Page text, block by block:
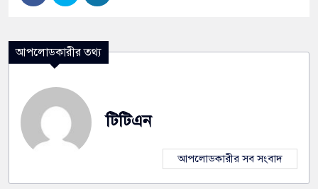
আপলোডকারীর তথ্য
টিটিএন
আপলোডকারীর সব সংবাদ